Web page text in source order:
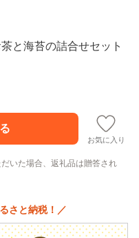
と海苔の詰合せセット
お気に入り
いた場合、返礼品は贈答され
さと納税！／